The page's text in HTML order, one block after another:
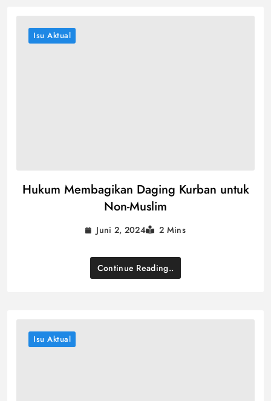
Isu Aktual
Hukum Membagikan Daging Kurban untuk
Non-Muslim
Juni 2, 2024 2 Mins
Continue Reading..
Isu Aktual